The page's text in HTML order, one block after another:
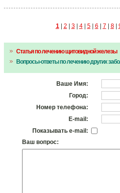
1| 2 3| 4| 5| 6 7 8|
Статья по лечению щитовидной железы
Вопросы-ответы по лечению других
Ваше Имя:
Город:
Номер телефона:
E-mail:
Показывать e-mail:
Ваш вопрос: